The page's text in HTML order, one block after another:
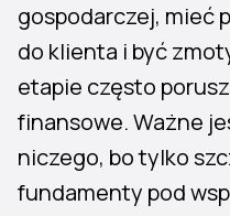
gospodarczej, mieć
do klienta i być
etapie często
finansowe. Ważne
niczego, bo tylko
fundamenty pod